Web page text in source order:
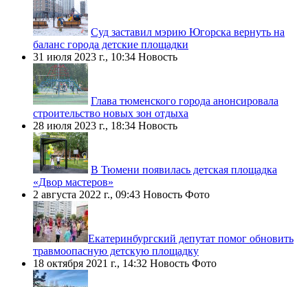
Суд заставил мэрию Югорска вернуть на
баланс города детские площадки
31 июля 2023 г., 10:34 Новость
Глава тюменского города анонсировала
строительство новых зон отдыха
28 июля 2023 г., 18:34 Новость
В Тюмени появилась детская площадка
«Двор мастеров»
2 августа 2022 г., 09:43 Новость Фото
​Екатеринбургский депутат помог обновить
травмоопасную детскую площадку
18 октября 2021 г., 14:32 Новость Фото